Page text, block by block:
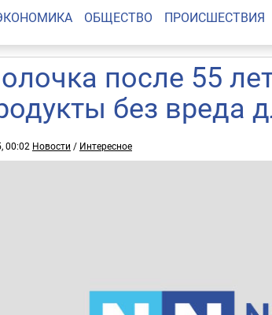
ОБЩЕСТВО ПРОИСШЕСТВИЯ
после 55
без вреда
00:02 Новости / Интересное